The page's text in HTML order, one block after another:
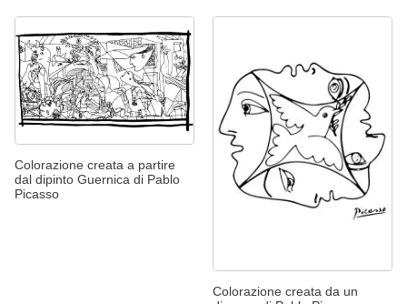
Colorazione creata a partire
dal dipinto Guernica di Pablo
Picasso
Colorazione creata da un